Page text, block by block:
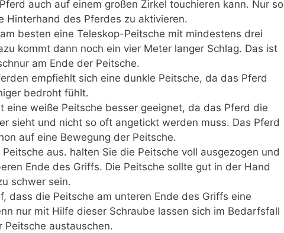
auch auf einem großen Zirkel touchieren kann. Nur so
Hinterhand des Pferdes zu aktivieren.
besten eine Teleskop-Peitsche mit mindestens drei
kommt dann noch ein vier Meter langer Schlag. Das ist
am Ende der Peitsche.
empfiehlt sich eine dunkle Peitsche, da das Pferd
bedroht fühlt.
eine weiße Peitsche besser geeignet, da das Pferd die
sieht und nicht so oft angetickt werden muss. Das Pferd
auf eine Bewegung der Peitsche.
aus. halten Sie die Peitsche voll ausgezogen und
Ende des Griffs. Die Peitsche sollte gut in der Hand
schwer sein.
dass die Peitsche am unteren Ende des Griffs eine
nur mit Hilfe dieser Schraube lassen sich im Bedarfsfall
Peitsche austauschen.